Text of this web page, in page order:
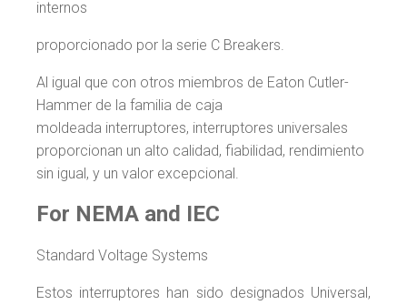
internos
proporcionado por la serie C Breakers.
Al igual que con otros miembros de Eaton Cutler-
Hammer de la familia de caja
moldeada interruptores, interruptores universales
proporcionan un alto calidad, fiabilidad, rendimiento
sin igual, y un valor excepcional.
For NEMA and IEC
Standard Voltage Systems
Estos interruptores han sido designados Universal,